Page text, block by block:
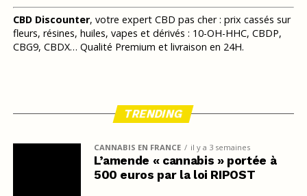
CBD Discounter, votre expert CBD pas cher : prix cassés sur
fleurs, résines, huiles, vapes et dérivés : 10-OH-HHC, CBDP,
CBG9, CBDX… Qualité Premium et livraison en 24H.
TRENDING
CANNABIS EN FRANCE il y a 3 semaines
L’amende « cannabis » portée à
500 euros par la loi RIPOST